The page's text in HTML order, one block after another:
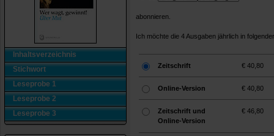
Inhaltsverzeichnis
Stichwort
Leseprobe 1
Leseprobe 2
Leseprobe 3
abonnieren.
Ich möchte die 4 Ausgaben jährlich in
Zeitschrift € 40,80
Online-Version € 40,80
Zeitschrift und
Online-Version
€ 46,80